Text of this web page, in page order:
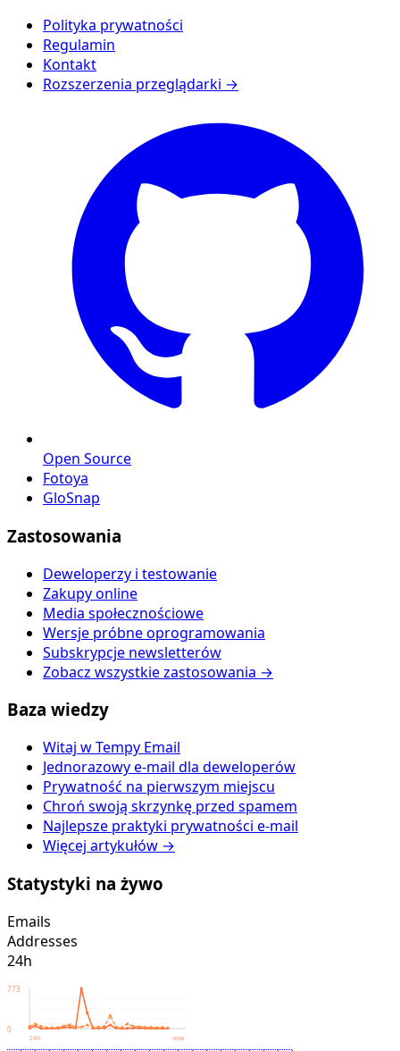
Polityka prywatności
Regulamin
Kontakt
Rozszerzenia przeglądarki →
Open Source
Fotoya
GloSnap
Zastosowania
Deweloperzy i testowanie
Zakupy online
Media społecznościowe
Wersje próbne oprogramowania
Subskrypcje newsletterów
Zobacz wszystkie zastosowania →
Baza wiedzy
Witaj w Tempy Email
Jednorazowy e-mail dla deweloperów
Prywatność na pierwszym miejscu
Chroń swoją skrzynkę przed spamem
Najlepsze praktyki prywatności e-mail
Więcej artykułów →
Statystyki na żywo
Emails
Addresses
24h
773
0
24h now